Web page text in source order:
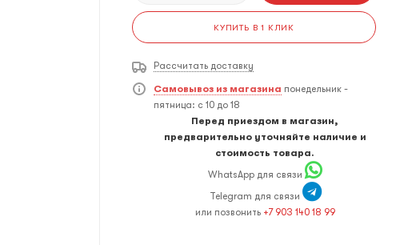
КУПИТЬ В 1 КЛИК
Рассчитать доставку
Самовывоз из магазина понедельник -
пятница: с 10 до 18
Перед приездом в магазин,
предварительно уточняйте наличие и
стоимость товара.
WhatsApp для связи
Telegram для связи
или позвонить +7 903 140 18 99